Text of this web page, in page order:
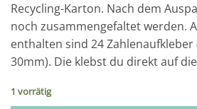
Recycling-Karton. Nach dem
noch zusammengefaltet werden.
enthalten sind 24
30mm). Die klebst du direkt auf
1 vorrätig